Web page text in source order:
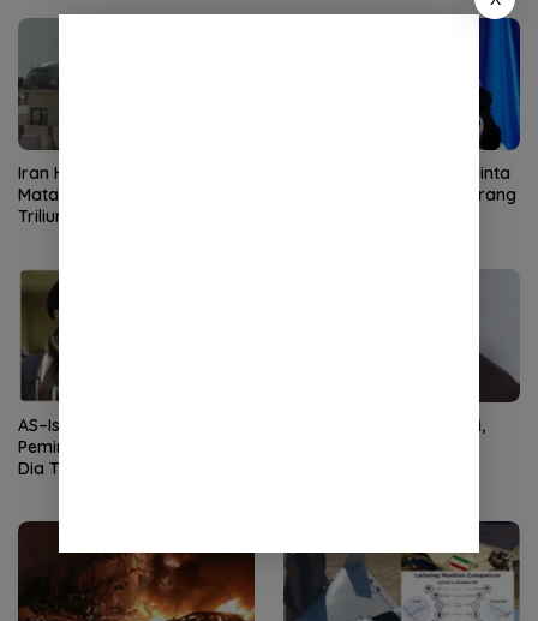
Iran Hancurkan Pesawat
Mata-Mata AS Senilai Rp4,6
Triliun di Pangkalan Saudi
Netanyahu Ketar Ketir Minta
Bantuan Negara Lain Serang
AS–Israel Targetkan
Pemimpin Baru Iran, Trump:
Dia Tak Akan Bertahan Lama
Profil Mojtaba Khamenei,